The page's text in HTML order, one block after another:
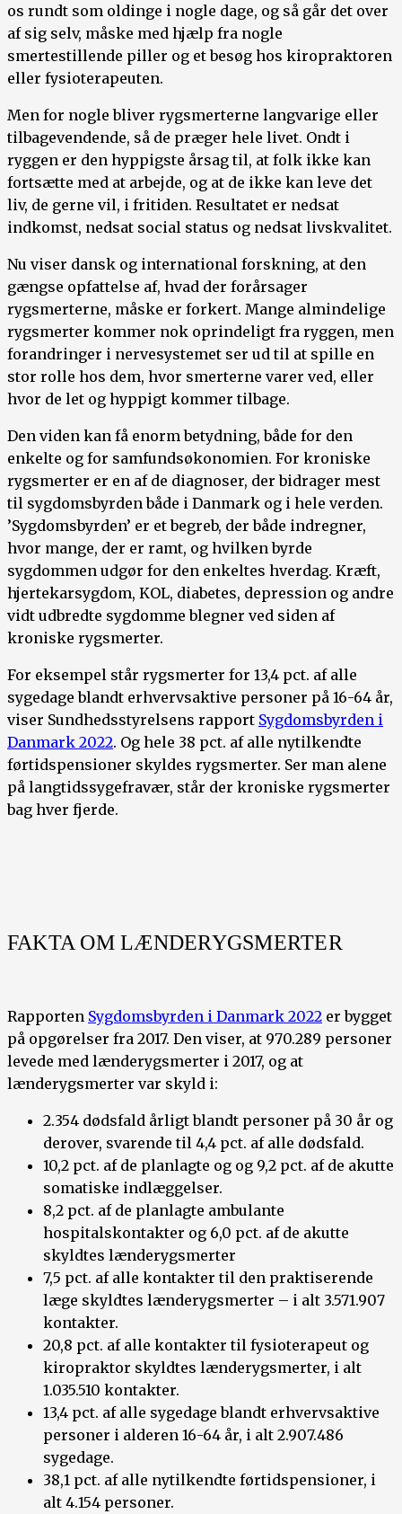
os rundt som oldinge i nogle dage, og så går det over
af sig selv, måske med hjælp fra nogle
smertestillende piller og et besøg hos kiropraktoren
eller fysioterapeuten.
Men for nogle bliver rygsmerterne langvarige eller
tilbagevendende, så de præger hele livet. Ondt i
ryggen er den hyppigste årsag til, at folk ikke kan
fortsætte med at arbejde, og at de ikke kan leve det
liv, de gerne vil, i fritiden. Resultatet er nedsat
indkomst, nedsat social status og nedsat livskvalitet.
Nu viser dansk og international forskning, at den
gængse opfattelse af, hvad der forårsager
rygsmerterne, måske er forkert. Mange almindelige
rygsmerter kommer nok oprindeligt fra ryggen, men
forandringer i nervesystemet ser ud til at spille en
stor rolle hos dem, hvor smerterne varer ved, eller
hvor de let og hyppigt kommer tilbage.
Den viden kan få enorm betydning, både for den
enkelte og for samfundsøkonomien. For kroniske
rygsmerter er en af de diagnoser, der bidrager mest
til sygdomsbyrden både i Danmark og i hele verden.
’Sygdomsbyrden’ er et begreb, der både indregner,
hvor mange, der er ramt, og hvilken byrde
sygdommen udgør for den enkeltes hverdag. Kræft,
hjertekarsygdom, KOL, diabetes, depression og andre
vidt udbredte sygdomme blegner ved siden af
kroniske rygsmerter.
For eksempel står rygsmerter for 13,4 pct. af alle
sygedage blandt erhvervsaktive personer på 16-64 år,
viser Sundhedsstyrelsens rapport Sygdomsbyrden i
Danmark 2022. Og hele 38 pct. af alle nytilkendte
førtidspensioner skyldes rygsmerter. Ser man alene
på langtidssygefravær, står der kroniske rygsmerter
bag hver fjerde.
FAKTA OM LÆNDERYGSMERTER
Rapporten Sygdomsbyrden i Danmark 2022 er bygget
på opgørelser fra 2017. Den viser, at 970.289 personer
levede med lænderygsmerter i 2017, og at
lænderygsmerter var skyld i:
2.354 dødsfald årligt blandt personer på 30 år og
derover, svarende til 4,4 pct. af alle dødsfald.
10,2 pct. af de planlagte og og 9,2 pct. af de akutte
somatiske indlæggelser.
8,2 pct. af de planlagte ambulante
hospitalskontakter og 6,0 pct. af de akutte
skyldtes lænderygsmerter
7,5 pct. af alle kontakter til den praktiserende
læge skyldtes lænderygsmerter – i alt 3.571.907
kontakter.
20,8 pct. af alle kontakter til fysioterapeut og
kiropraktor skyldtes lænderygsmerter, i alt
1.035.510 kontakter.
13,4 pct. af alle sygedage blandt erhvervsaktive
personer i alderen 16-64 år, i alt 2.907.486
sygedage.
38,1 pct. af alle nytilkendte førtidspensioner, i
alt 4.154 personer.